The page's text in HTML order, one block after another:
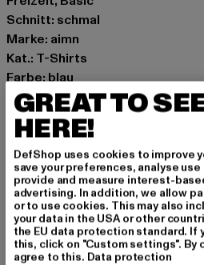
Schnitt: schmal
Marke: aimn
Kat.: T-Shirts
Farbe: blau
Hersteller Farbe: aura
Materialzusammensetzung:
Elasthan
Art.Nr: 21070028-07644
Hersteller: Urban Styles Agency
Schanzenstraße 41 | 51063 Köln |
GREAT TO
HERE!
DefShop uses cookies to improve
save your preferences, analyse
provide and measure interest-
advertising. In addition, we allow
or to use cookies. This may also
your data in the USA or other
the EU data protection standard. If
this, click on "Custom settings". By
agree to this. Data protection